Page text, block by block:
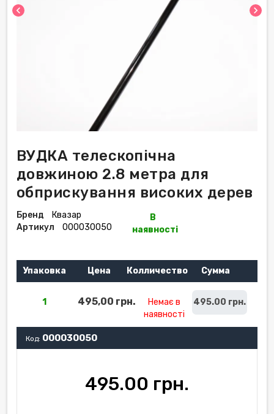
chevron_left chevron_right
ВУДКА телескопічна
довжиною 2.8 метра для
обприскування високих дерев
Бренд
Квазар
Артикул
000030050
В
наявності
Упаковка Цена Колличество Сумма
1 495,00 грн.
Немає в
наявності
495.00 грн.
Код: 000030050
495.00 грн.